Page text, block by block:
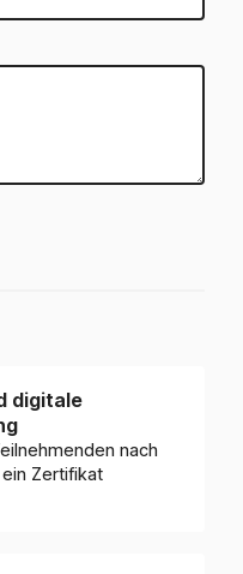
digitale
nach
Zertifikat